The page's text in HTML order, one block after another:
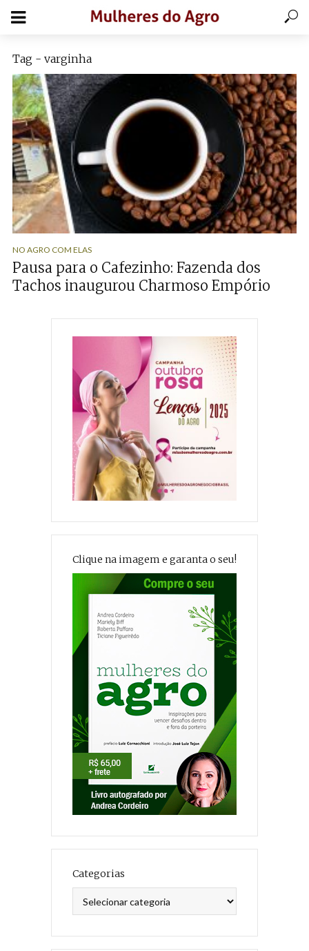
Tag - varginha
NO AGRO COM ELAS
Pausa para o Cafezinho: Fazenda dos
Tachos inaugurou Charmoso Empório
Clique na imagem e garanta o seu!
Categorias